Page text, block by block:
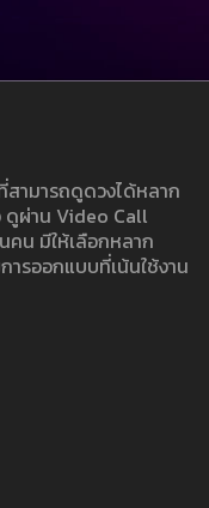
ามารถดูดวงได้หลาก
ดูผ่าน Video Call
น มีให้เลือกหลาก
รออกแบบที่เน้นใช้งาน